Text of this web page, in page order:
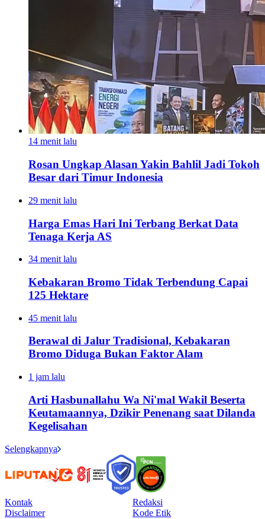
14 menit lalu
Rosan Ungkap Alasan Yakin Bahlil Jadi Tokoh
Besar dari Timur Indonesia
29 menit lalu
Harga Emas Hari Ini Terbang Berkat Data
Tenaga Kerja AS
34 menit lalu
Kebakaran Bromo Tidak Terbendung Capai
125 Hektare
45 menit lalu
Berawal di Jalur Tradisional, Kebakaran
Bromo Diduga Bukan Faktor Alam
1 jam lalu
Arti Hasbunallahu Wa Ni'mal Wakil Beserta
Keutamaannya, Dzikir Penenang saat Dilanda
Kegelisahan
Selengkapnya
Kontak
Redaksi
Disclaimer
Kode Etik